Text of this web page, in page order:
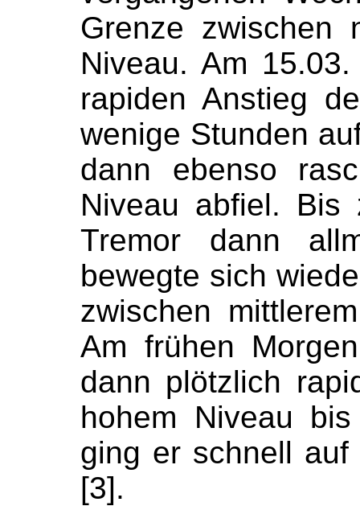
Grenze zwischen
Niveau. Am
rapiden Anstieg
wenige Stunden
dann ebenso
Niveau abfiel.
Tremor dann
bewegte sich
zwischen
Am frühen
dann plötzlich
hohem Niveau
ging er schnell
[3].